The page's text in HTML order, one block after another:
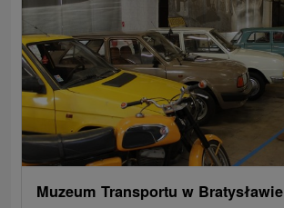
Muzeum Transportu w Bratysławie